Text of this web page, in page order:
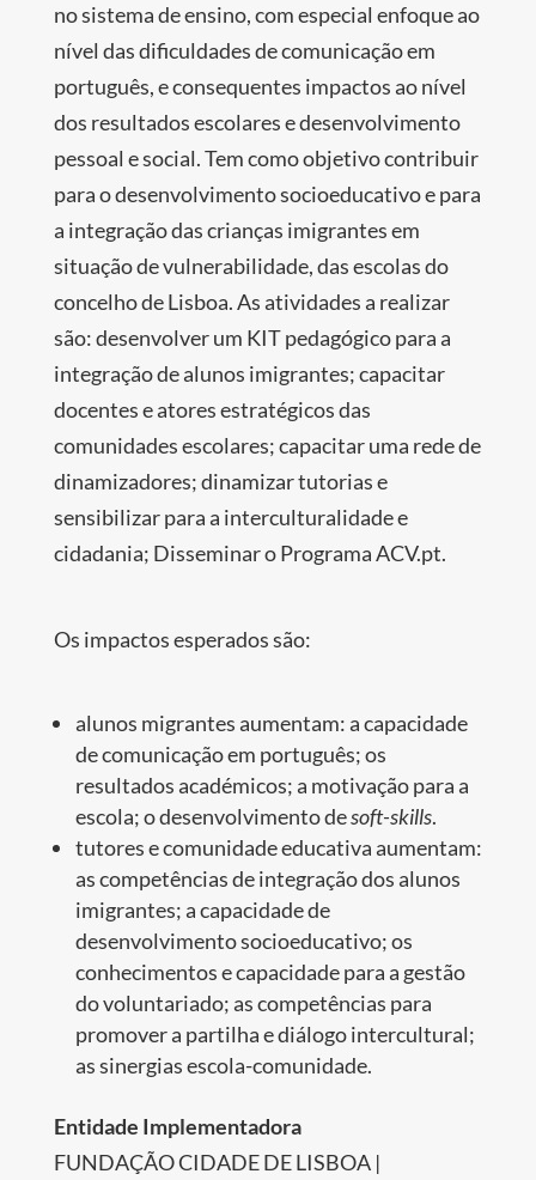
no sistema de ensino, com especial enfoque ao
nível das dificuldades de comunicação em
português, e consequentes impactos ao nível
dos resultados escolares e desenvolvimento
pessoal e social. Tem como objetivo contribuir
para o desenvolvimento socioeducativo e para
a integração das crianças imigrantes em
situação de vulnerabilidade, das escolas do
concelho de Lisboa. As atividades a realizar
são: desenvolver um KIT pedagógico para a
integração de alunos imigrantes; capacitar
docentes e atores estratégicos das
comunidades escolares; capacitar uma rede de
dinamizadores; dinamizar tutorias e
sensibilizar para a interculturalidade e
cidadania; Disseminar o Programa ACV.pt.
Os impactos esperados são:
alunos migrantes aumentam: a capacidade
de comunicação em português; os
resultados académicos; a motivação para a
escola; o desenvolvimento desoft-skills.
tutores e comunidade educativa aumentam:
as competências de integração dos alunos
imigrantes; a capacidade de
desenvolvimento socioeducativo; os
conhecimentos e capacidade para a gestão
do voluntariado; as competências para
promover a partilha e diálogo intercultural;
as sinergias escola-comunidade.
Entidade Implementadora
FUNDAÇÃO CIDADE DE LISBOA |